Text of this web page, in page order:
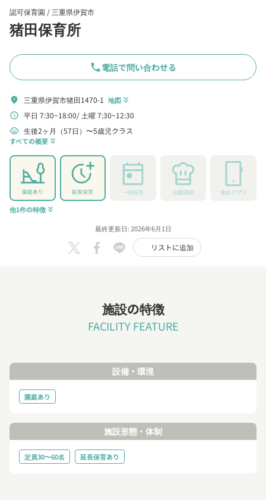
認可保育園 / 三重県伊賀市
猪田保育所
phone電話で問い合わせる
location_on 三重県伊賀市猪田1470-1 地図 keyboard_double_arrow_down
schedule 平日 7:30~18:00 土曜 7:30~12:30
child_care 生後2ヶ月（57日）〜5歳児クラス
すべての概要 keyboard_double_arrow_down
園庭あり 延長保育 一時保育 自園調理 連絡アプリ
他1件の特徴 keyboard_double_arrow_down
最終更新日: 2026年6月1日
リストに追加
施設の特徴
FACILITY FEATURE
設備・環境
園庭あり
施設形態・体制
定員30〜60名 延長保育あり